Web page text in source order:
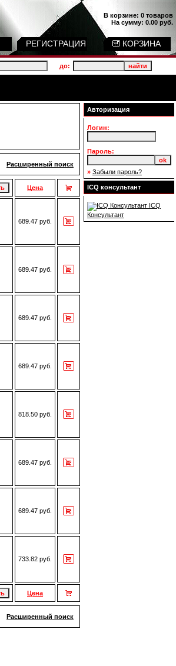
В корзине: 0 товаров
На сумму: 0.00 руб.
РЕГИСТРАЦИЯ КОРЗИНА
до:
Расширенный поиск
Цена
689.47 руб.
689.47 руб.
689.47 руб.
689.47 руб.
818.50 руб.
689.47 руб.
689.47 руб.
733.82 руб.
Цена
Расширенный поиск
Авторизация
Логин:
Пароль:
» Забыли пароль?
ICQ консультант
ICQ
Консультант